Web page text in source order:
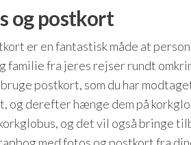
og postkort
er en fantastisk måde at
familie fra jeres rejser rundt
postkort, som du har
og derefter hænge dem på
og det vil også bringe